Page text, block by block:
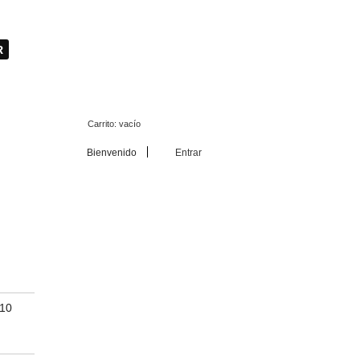
Carrito: vacío
Bienvenido Entrar